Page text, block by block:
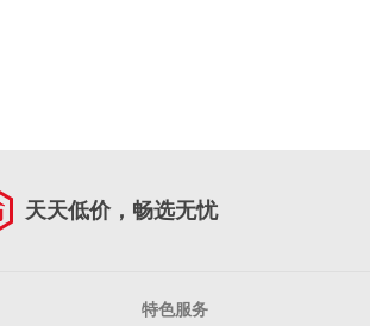
天天低价，畅选无忧
特色服务